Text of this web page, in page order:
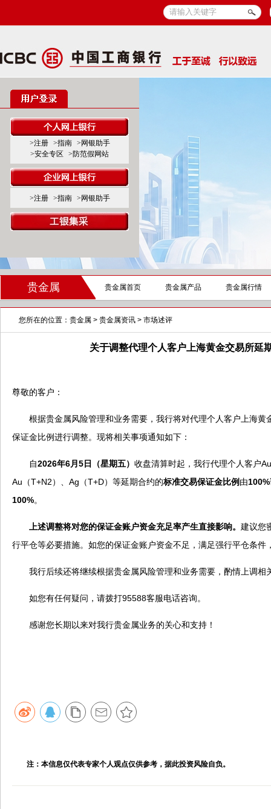
>注册 >指南
>网银助手
>安全专区
>防范假网站
>注册 >指南 >网银助手
贵金属 贵金属首页 贵金属产品 贵金属行情
您所在的位置： 贵金属 > 贵金属资讯 > 市场述评
关于调整代理个人客户上海黄金交易所延
尊敬的客户：
根据贵金属风险管理和业务需要，我行将对代理个人客户上海黄
保证金比例进行调整。现将相关事项通知如下：
自2026年6月5日（星期五） 收盘清算时起，我行代理个人客户
Au（T+N2）、Ag（T+D）等延期合约的标准交易保证金比例由100%
100%。
上述调整将对您的保证金账户资金充足率产生直接影响。 建议您
行平仓等必要措施。如您的保证金账户资金不足，满足强行平仓条件
我行后续还将继续根据贵金属风险管理和业务需要，酌情上调相
如您有任何疑问，请拨打95588客服电话咨询。
感谢您长期以来对我行贵金属业务的关心和支持！
注：本信息仅代表专家个人观点仅供参考，据此投资风险自负。